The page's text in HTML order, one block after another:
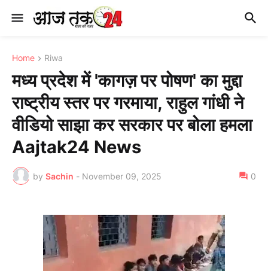
Home Riwa
मध्य प्रदेश में 'कागज़ पर पोषण' का मुद्दा
राष्ट्रीय स्तर पर गरमाया, राहुल गांधी ने
वीडियो साझा कर सरकार पर बोला हमला
Aajtak24 News
by Sachin - November 09, 2025 0